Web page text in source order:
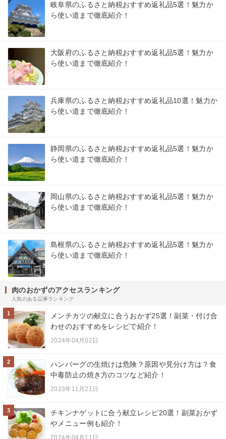
岐阜県のふるさと納税おすすめ返礼品5選！魅力か
ら使い道まで徹底紹介！
大阪府のふるさと納税おすすめ返礼品5選！魅力か
ら使い道まで徹底紹介！
兵庫県のふるさと納税おすすめ返礼品10選！魅力か
ら使い道まで徹底紹介！
静岡県のふるさと納税おすすめ返礼品5選！魅力か
ら使い道まで徹底紹介！
岡山県のふるさと納税おすすめ返礼品5選！魅力か
ら使い道まで徹底紹介！
島根県のふるさと納税おすすめ返礼品5選！魅力か
ら使い道まで徹底紹介！
肉のおかずのアクセスランキング
人気のある記事ランキング
1
メンチカツの献立に合うおかず25選！副菜・付け合
わせのおすすめをレシピで紹介！
2024年04月02日
2
ハンバーグの生焼けは危険？原因や見分け方は？食
中毒防止の焼き方のコツなど紹介！
2023年11月21日
3
チキンナゲットに合う献立レシピ20選！副菜おかず
やメニュー例も紹介！
2024年04月11日